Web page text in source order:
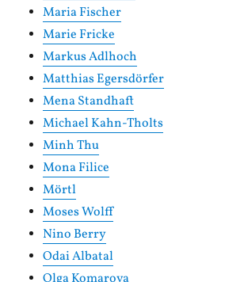
Maria Fischer
Marie Fricke
Markus Adlhoch
Matthias Egersdörfer
Mena Standhaft
Michael Kahn-Tholts
Minh Thu
Mona Filice
Mörtl
Moses Wolff
Nino Berry
Odai Albatal